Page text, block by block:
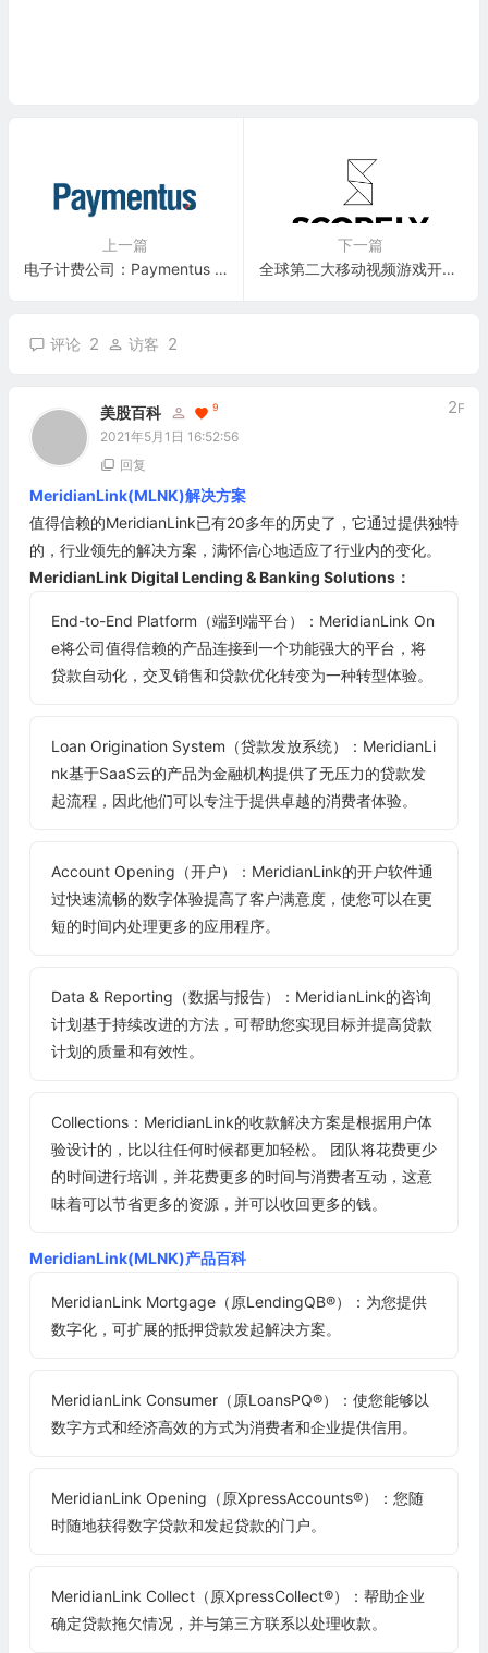
上一篇
电子计费公司：Paymentus Holdings, Inc.(PAY)
下一篇
全球第二大移动视频游戏开发商：Scopely, Inc.
评论 2 访客 2
美股百科 9
2021年5月1日 16:52:56
2F
回复
MeridianLink(MLNK)解决方案
值得信赖的MeridianLink已有20多年的历史了，它通过提供独特
的，行业领先的解决方案，满怀信心地适应了行业内的变化。
MeridianLink Digital Lending & Banking Solutions：
End-to-End Platform（端到端平台）：MeridianLink On
e将公司值得信赖的产品连接到一个功能强大的平台，将
贷款自动化，交叉销售和贷款优化转变为一种转型体验。
Loan Origination System（贷款发放系统）：MeridianLi
nk基于SaaS云的产品为金融机构提供了无压力的贷款发
起流程，因此他们可以专注于提供卓越的消费者体验。
Account Opening（开户）：MeridianLink的开户软件通
过快速流畅的数字体验提高了客户满意度，使您可以在更
短的时间内处理更多的应用程序。
Data & Reporting（数据与报告）：MeridianLink的咨询
计划基于持续改进的方法，可帮助您实现目标并提高贷款
计划的质量和有效性。
Collections：MeridianLink的收款解决方案是根据用户体
验设计的，比以往任何时候都更加轻松。 团队将花费更少
的时间进行培训，并花费更多的时间与消费者互动，这意
味着可以节省更多的资源，并可以收回更多的钱。
MeridianLink(MLNK)产品百科
MeridianLink Mortgage（原LendingQB®）：为您提供
数字化，可扩展的抵押贷款发起解决方案。
MeridianLink Consumer（原LoansPQ®）：使您能够以
数字方式和经济高效的方式为消费者和企业提供信用。
MeridianLink Opening（原XpressAccounts®）：您随
时随地获得数字贷款和发起贷款的门户。
MeridianLink Collect（原XpressCollect®）：帮助企业
确定贷款拖欠情况，并与第三方联系以处理收款。